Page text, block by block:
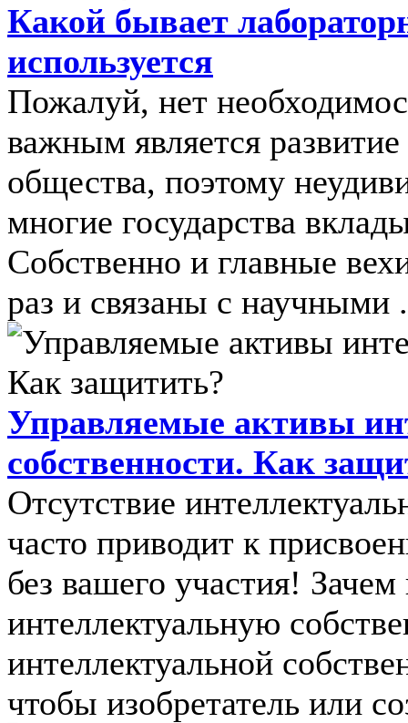
Какой бывает
используется
Пожалуй, нет
важным является
общества, поэтому
многие государства
Собственно и главные
раз и связаны с научными
Управляемые активы
собственности. Как
Отсутствие
часто приводит к
без вашего участия!
интеллектуальную
интеллектуальной
чтобы изобретатель или